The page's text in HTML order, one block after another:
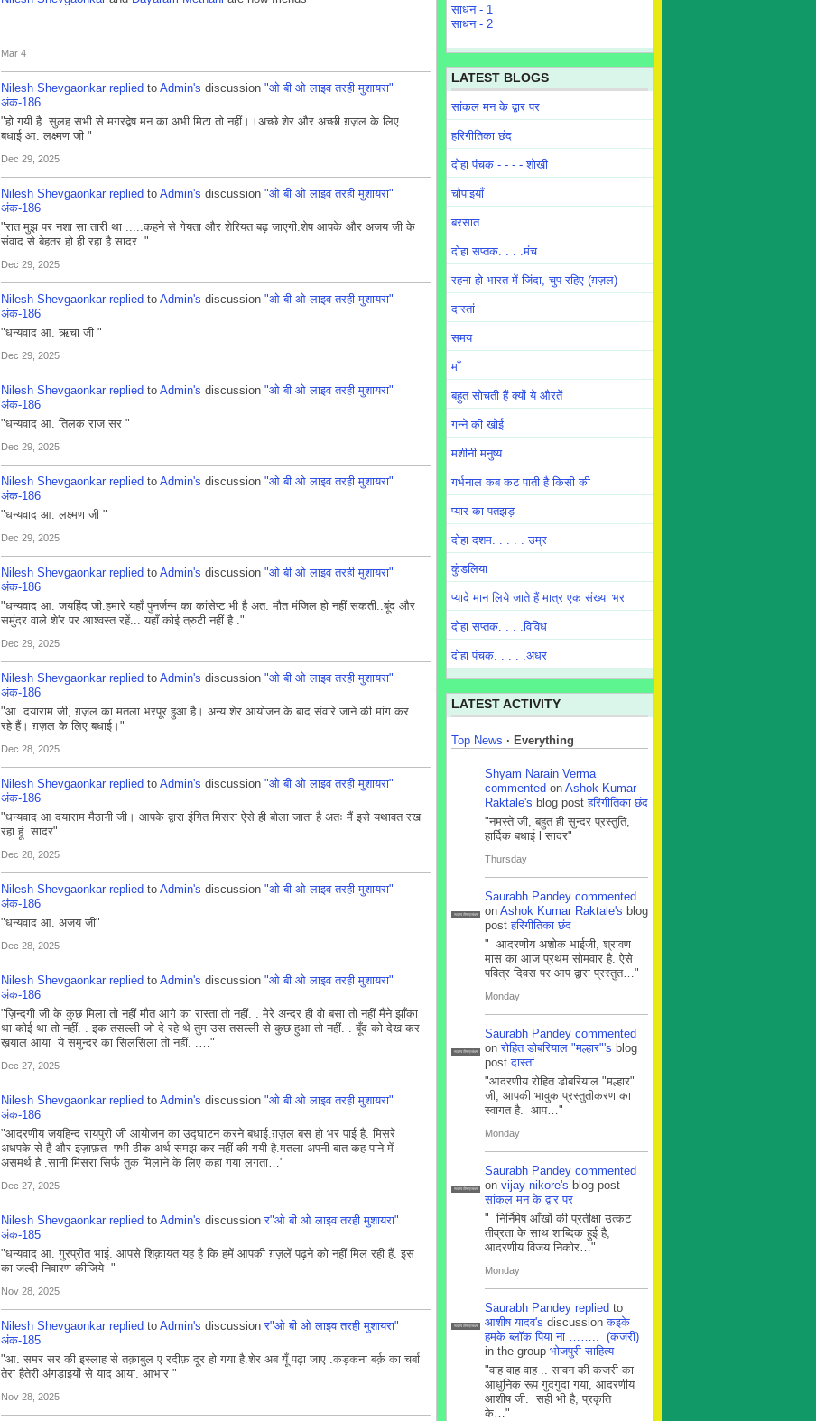
Mar 4
Nilesh Shevgaonkar replied to Admin's discussion "ओ बी ओ लाइव तरही मुशायरा"
अंक-186
"हो गयी है सुलह सभी से मगरद्वेष मन का अभी मिटा तो नहीं।।अच्छे शेर और अच्छी ग़ज़ल के लिए
बधाई आ. लक्ष्मण जी "
Dec 29, 2025
Nilesh Shevgaonkar replied to Admin's discussion "ओ बी ओ लाइव तरही मुशायरा"
अंक-186
"रात मुझ पर नशा सा तारी था .....कहने से गेयता और शेरियत बढ़ जाएगी.शेष आपके और अजय जी के
संवाद से बेहतर हो ही रहा है.सादर "
Dec 29, 2025
Nilesh Shevgaonkar replied to Admin's discussion "ओ बी ओ लाइव तरही मुशायरा"
अंक-186
"धन्यवाद आ. ऋचा जी "
Dec 29, 2025
Nilesh Shevgaonkar replied to Admin's discussion "ओ बी ओ लाइव तरही मुशायरा"
अंक-186
"धन्यवाद आ. तिलक राज सर "
Dec 29, 2025
Nilesh Shevgaonkar replied to Admin's discussion "ओ बी ओ लाइव तरही मुशायरा"
अंक-186
"धन्यवाद आ. लक्ष्मण जी "
Dec 29, 2025
Nilesh Shevgaonkar replied to Admin's discussion "ओ बी ओ लाइव तरही मुशायरा"
अंक-186
"धन्यवाद आ. जयहिंद जी.हमारे यहाँ पुनर्जन्म का कांसेप्ट भी है अत: मौत मंजिल हो नहीं सकती..बूंद और
समुंदर वाले शे'र पर आश्वस्त रहें... यहाँ कोई त्रुटी नहीं है ."
Dec 29, 2025
Nilesh Shevgaonkar replied to Admin's discussion "ओ बी ओ लाइव तरही मुशायरा"
अंक-186
"आ. दयाराम जी, ग़ज़ल का मतला भरपूर हुआ है। अन्य शेर आयोजन के बाद संवारे जाने की मांग कर
रहे हैं। ग़ज़ल के लिए बधाई।"
Dec 28, 2025
Nilesh Shevgaonkar replied to Admin's discussion "ओ बी ओ लाइव तरही मुशायरा"
अंक-186
"धन्यवाद आ दयाराम मैठानी जी। आपके द्वारा इंगित मिसरा ऐसे ही बोला जाता है अतः मैं इसे यथावत रख
रहा हूं सादर"
Dec 28, 2025
Nilesh Shevgaonkar replied to Admin's discussion "ओ बी ओ लाइव तरही मुशायरा"
अंक-186
"धन्यवाद आ. अजय जी"
Dec 28, 2025
Nilesh Shevgaonkar replied to Admin's discussion "ओ बी ओ लाइव तरही मुशायरा"
अंक-186
"ज़िन्दगी जी के कुछ मिला तो नहीं मौत आगे का रास्ता तो नहीं. . मेरे अन्दर ही वो बसा तो नहीं मैंने झाँका
था कोई था तो नहीं. . इक तसल्ली जो दे रहे थे तुम उस तसल्ली से कुछ हुआ तो नहीं. . बूँद को देख कर
ख़याल आया ये समुन्दर का सिलसिला तो नहीं. .…"
Dec 27, 2025
Nilesh Shevgaonkar replied to Admin's discussion "ओ बी ओ लाइव तरही मुशायरा"
अंक-186
"आदरणीय जयहिन्द रायपुरी जी आयोजन का उद्घाटन करने बधाई.ग़ज़ल बस हो भर पाई है. मिसरे
अधपके से हैं और इज़ाफ़त फ्भी ठीक अर्थ समझ कर नहीं की गयी है.मतला अपनी बात कह पाने में
असमर्थ है .सानी मिसरा सिर्फ तुक मिलाने के लिए कहा गया लगता…"
Dec 27, 2025
Nilesh Shevgaonkar replied to Admin's discussionर"ओ बी ओ लाइव तरही मुशायरा"
अंक-185
"धन्यवाद आ. गुरप्रीत भाई. आपसे शिक़ायत यह है कि हमें आपकी ग़ज़लें पढ़ने को नहीं मिल रही हैं. इस
का जल्दी निवारण कीजिये "
Nov 28, 2025
Nilesh Shevgaonkar replied to Admin's discussionर"ओ बी ओ लाइव तरही मुशायरा"
अंक-185
"आ. समर सर की इस्लाह से तक़ाबुल ए रदीफ़ दूर हो गया है.शेर अब यूँ पढ़ा जाए .कड़कना बर्क़ का चर्बा
तेरा हैतेरी अंगड़ाइयों से याद आया. आभार "
Nov 28, 2025
साधन - 1
साधन - 2
LATEST BLOGS
सांकल मन के द्वार पर
हरिगीतिका छंद
दोहा पंचक - - - - शोखी
चौपाइयाँ
बरसात
दोहा सप्तक. . . .मंच
रहना हो भारत में जिंदा, चुप रहिए (ग़ज़ल)
दास्तां
समय
माँ
बहुत सोचती हैं क्यों ये औरतें
गन्ने की खोई
मशीनी मनुष्य
गर्भनाल कब कट पाती है किसी की
प्यार का पतझड़
दोहा दशम. . . . . उम्र
कुंडलिया
प्यादे मान लिये जाते हैं मात्र एक संख्या भर
दोहा सप्तक. . . .विविध
दोहा पंचक. . . . .अधर
LATEST ACTIVITY
Top News · Everything
Shyam Narain Verma
commented on Ashok Kumar
Raktale's blog postहरिगीतिका छंद
"नमस्ते जी, बहुत ही सुन्दर प्रस्तुति,
हार्दिक बधाई l सादर"
Thursday
सदस्य टीम प्रबंधन
Saurabh Pandey commented
on Ashok Kumar Raktale's blog
postहरिगीतिका छंद
" आदरणीय अशोक भाईजी, श्रावण
मास का आज प्रथम सोमवार है. ऐसे
पवित्र दिवस पर आप द्वारा प्रस्तुत…"
Monday
सदस्य टीम प्रबंधन
Saurabh Pandey commented
onरोहित डोबरियाल "मल्हार"'s blog
postदास्तां
"आदरणीय रोहित डोबरियाल "मल्हार"
जी, आपकी भावुक प्रस्तुतीकरण का
स्वागत है. आप…"
Monday
सदस्य टीम प्रबंधन
Saurabh Pandey commented
on vijay nikore's blog post
सांकल मन के द्वार पर
" निर्निमेष आँखों की प्रतीक्षा उत्कट
तीव्रता के साथ शाब्दिक हुई है,
आदरणीय विजय निकोर…"
Monday
सदस्य टीम प्रबंधन
Saurabh Pandey replied to
आशीष यादव's discussionकइके
हमके ब्लाॅक पिया ना …….. (कजरी)
in the group भोजपुरी साहित्य
"वाह वाह वाह .. सावन की कजरी का
आधुनिक रूप गुदगुदा गया, आदरणीय
आशीष जी. सही भी है, प्रकृति
के…"